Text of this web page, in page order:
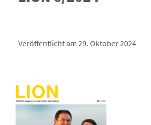
Veröffentlicht am 29. Oktober 2024